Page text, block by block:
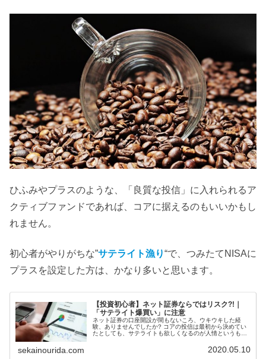
ひふみやプラスのような、「良質な投信」に入れられるア
クティブファンドであれば、コアに据えるのもいいかもし
れません。
初心者がやりがちな”サテライト漁り“で、つみたてNISAに
プラスを設定した方は、かなり多いと思います。
【投資初心者】ネット証券ならではリスク?!｜
「サテライト爆買い」に注意
ネット証券の口座開設が間もないころ、ウキウキした経
験、ありませんでしたか? コアの投信は最初から決めてい
たとしても、サテライトも欲しくなるのが人情というもの
買い付けても、何もいいことはないのです。
sekainourida.com 2020.05.10